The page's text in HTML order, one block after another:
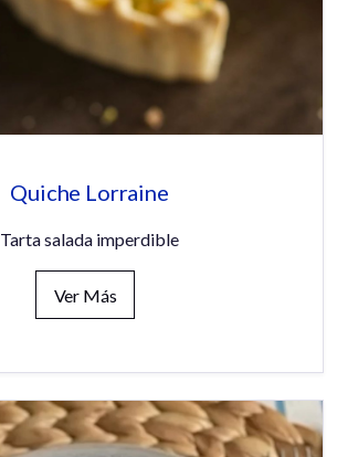
Quiche Lorraine
Tarta salada imperdible
Ver Más